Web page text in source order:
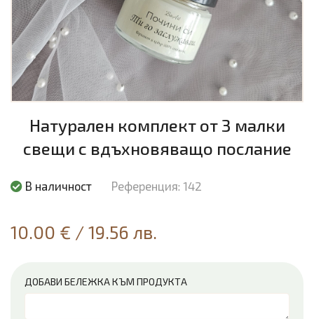
Натурален комплект от 3 малки
свещи с вдъхновяващо послание
В наличност Референция: 142
10.00 € /19.56 лв.
ДОБАВИ БЕЛЕЖКА КЪМ ПРОДУКТА